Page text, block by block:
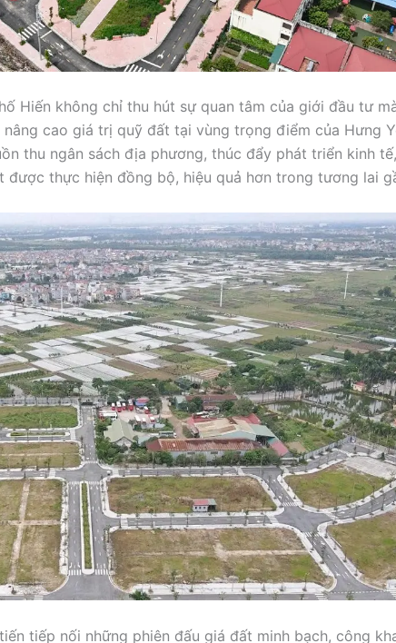
Hiến không chỉ thu hút sự quan tâm của giới đầu tư
cao giá trị quỹ đất tại vùng trọng điểm của Hưng
thu ngân sách địa phương, thúc đẩy phát triển kinh tế,
thực hiện đồng bộ, hiệu quả hơn trong tương lai
tiếp nối những phiên đấu giá đất minh bạch, công